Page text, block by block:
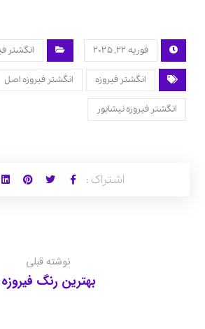
فوریه 22, 2025 انگشتر
انگشتر فیروزه انگشتر فیروزه اصل
انگشتر فیروزه نیشابور
نوشته قبلی
بهترین رنگ فیروزه